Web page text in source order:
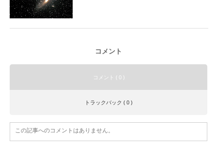
コメント
コメント ( 0 )
トラックバック ( 0 )
この記事へのコメントはありません。